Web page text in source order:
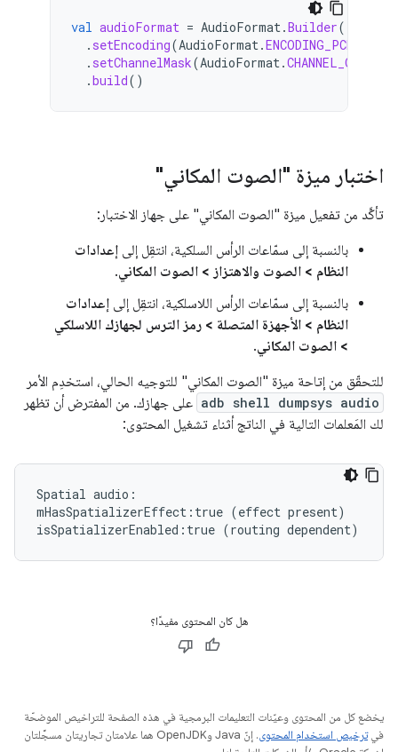
val audioFormat = AudioFormat.Builder()
. setEncoding(AudioFormat.ENCODING_PCM_16BIT
. setChannelMask(AudioFormat.
.build()
اختبار ميزة "الصوت المكاني"
تأكَّد من تفعيل ميزة "الصوت المكاني" على جهاز الاختبار:
بالنسبة إلى سمّاعات الرأس السلكية، انتقِل إلى إعدادات
النظام > الصوت والاهتزاز > الصوت المكاني.
بالنسبة إلى سمّاعات الرأس اللاسلكية، انتقِل إلى إعدادات
النظام > الأجهزة المتصلة > رمز الترس لجهازك اللاسلكي
> الصوت المكاني.
للتحقّق من إتاحة ميزة "الصوت المكاني" للتوجيه الحالي، استخدِم الأمر
adb shell dumpsys audio على جهازك. من المفترض أن تظهر
لك المَعلمات التالية في الناتج أثناء تشغيل المحتوى:
Spatial audio:
mHasSpatializerEffect:true (effect present)
isSpatializerEnabled:true (routing dependent)
هل كان المحتوى مفيدًا؟
يخضع كل من المحتوى وعيّنات التعليمات البرمجية في هذه الصفحة للتراخيص الموضحّة
فيترخيص استخدام المحتوى
. إنّ Java وOpenJDK هما علامتان تجاريتان مسجَّلتان